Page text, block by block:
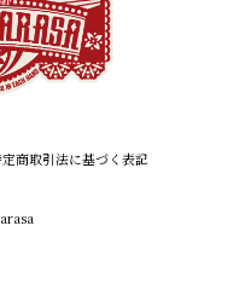
商取引法に基づく表記